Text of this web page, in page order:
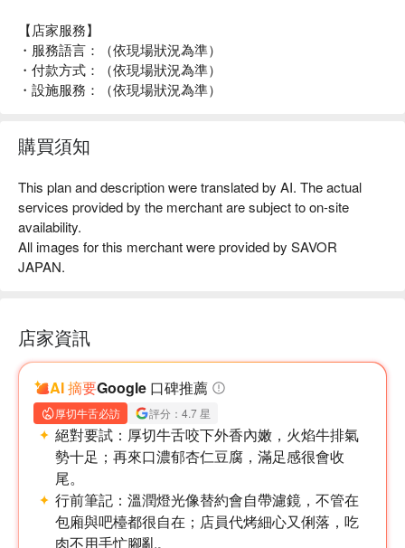
【店家服務】
・服務語言：（依現場狀況為準）
・付款方式：（依現場狀況為準）
・設施服務：（依現場狀況為準）
購買須知
This plan and description were translated by AI. The actual
services provided by the merchant are subject to on-site
availability.
All images for this merchant were provided by SAVOR
JAPAN.
店家資訊
AI 摘要Google 口碑推薦
厚切牛舌必訪 評分：4.7 星
絕對要試： 厚切牛舌咬下外香內嫩，火焰牛排氣
勢十足；再來口濃郁杏仁豆腐，滿足感很會收
尾。
行前筆記： 溫潤燈光像替約會自帶濾鏡，不管在
包廂與吧檯都很自在；店員代烤細心又俐落，吃
肉不用手忙腳亂。